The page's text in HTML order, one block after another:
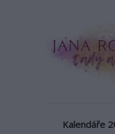
Kalendáře